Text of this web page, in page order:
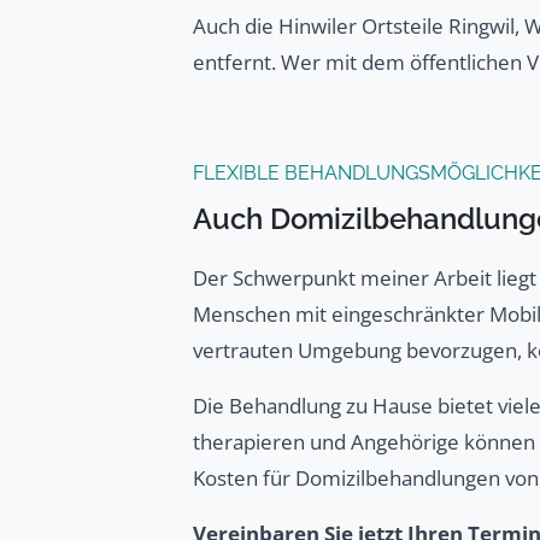
Auch die Hinwiler Ortsteile Ringwil,
entfernt. Wer mit dem öffentlichen
FLEXIBLE
Auch
Der Schwerpunkt meiner Arbeit
Menschen mit eingeschränkter
vertrauten Umgebung bevorzugen,
Die Behandlung zu Hause bietet
therapieren und Angehörige
Kosten für Domizilbehandlungen
Vereinbaren Sie jetzt Ihren